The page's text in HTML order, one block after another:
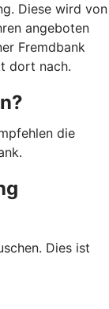
Diese wird von
angeboten
Fremdbank
dort nach.
die
Dies ist